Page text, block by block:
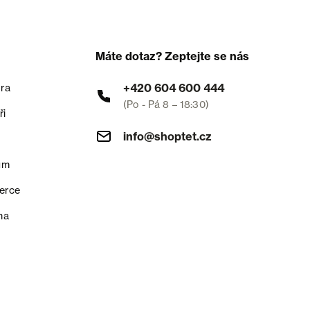
Máte dotaz? Zeptejte se nás
+420 604 600 444
(Po - Pá 8 – 18:30)
info@shoptet.cz